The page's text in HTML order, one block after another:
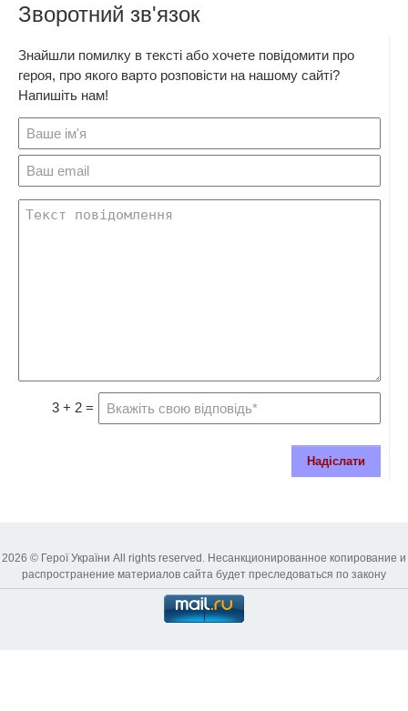
Зворотний зв'язок
Знайшли помилку в тексті або хочете повідомити про
героя, про якого варто розповісти на нашому сайті?
Напишіть нам!
3 + 2 =
Надіслати
2026 © Герої України All rights reserved. Несанкционированное копирование и
распространение материалов сайта будет преследоваться по закону